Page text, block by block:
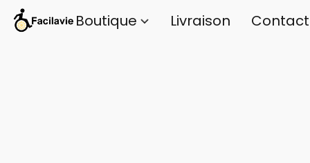
Boutique Livraison